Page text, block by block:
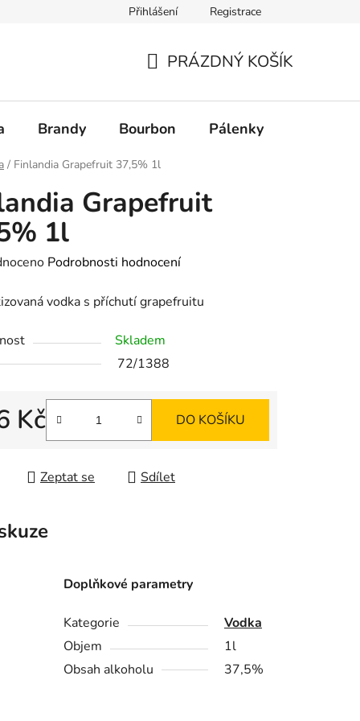
Přihlášení Registrace
KOŠÍK
PRÁZDNÝ KOŠÍK
Brandy Bourbon Pálenky
/ Finlandia Grapefruit 37,5% 1l
Grapefruit
1l
Podrobnosti hodnocení
vodka s příchutí grapefruitu
Skladem
72/1388
Kč DO KOŠÍKU
Zeptat se Sdílet
Doplňkové parametry
Kategorie
Vodka
Objem
1l
Obsah alkoholu
37,5%